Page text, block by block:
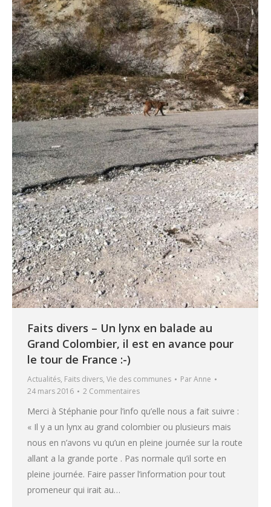
Faits divers – Un lynx en balade au
Grand Colombier, il est en avance pour
le tour de France :-)
Actualités, Faits divers, Vie des communes ParAnne
24 mars 2016
2 Commentaires
Merci à Stéphanie pour l’info qu’elle nous a fait suivre :
« Il y a un lynx au grand colombier ou plusieurs mais
nous en n’avons vu qu’un en pleine journée sur la route
allant a la grande porte . Pas normale qu’il sorte en
pleine journée. Faire passer l’information pour tout
promeneur qui irait au…